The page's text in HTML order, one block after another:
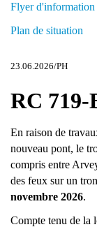
Flyer d'information
Plan de situation
23.06.2026/PH
RC 719-
En raison de
nouveau pont, le
compris entre
des feux sur un
novembre 2026.
Compte tenu de la